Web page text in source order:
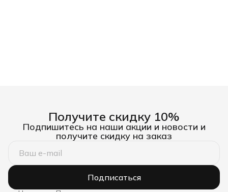
Получите скидку 10%
Подпишитесь на наши акции и новости и
получите скидку на заказ
Подписаться